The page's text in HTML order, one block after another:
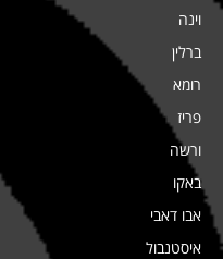
וינה
ברלין
רומא
פריז
ורשה
באקו
אבו דאבי
איסטנבול